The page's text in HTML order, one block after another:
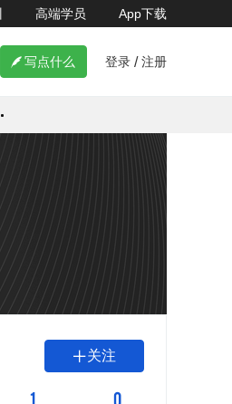
高端学员 App下载
 写点什么 登录 / 注册
关注
1 0